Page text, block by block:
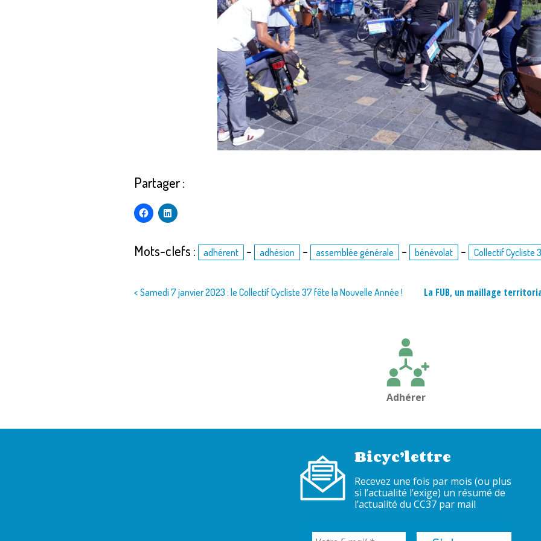
Partager :
Mots-clefs : adhérent - adhésion - assemblée générale - bénévolat - Collectif Cycliste
Navigation
< Samedi 7 janvier 2023 : le Collectif Cycliste 37 fête la Nouvelle Année ! La FUB, un maillage
Adhérer
Bicyc’lettre
Recevez une fois par mois (ou plus
si l’actualité l’exige) un résumé de
l’actualité du CC37 par mail